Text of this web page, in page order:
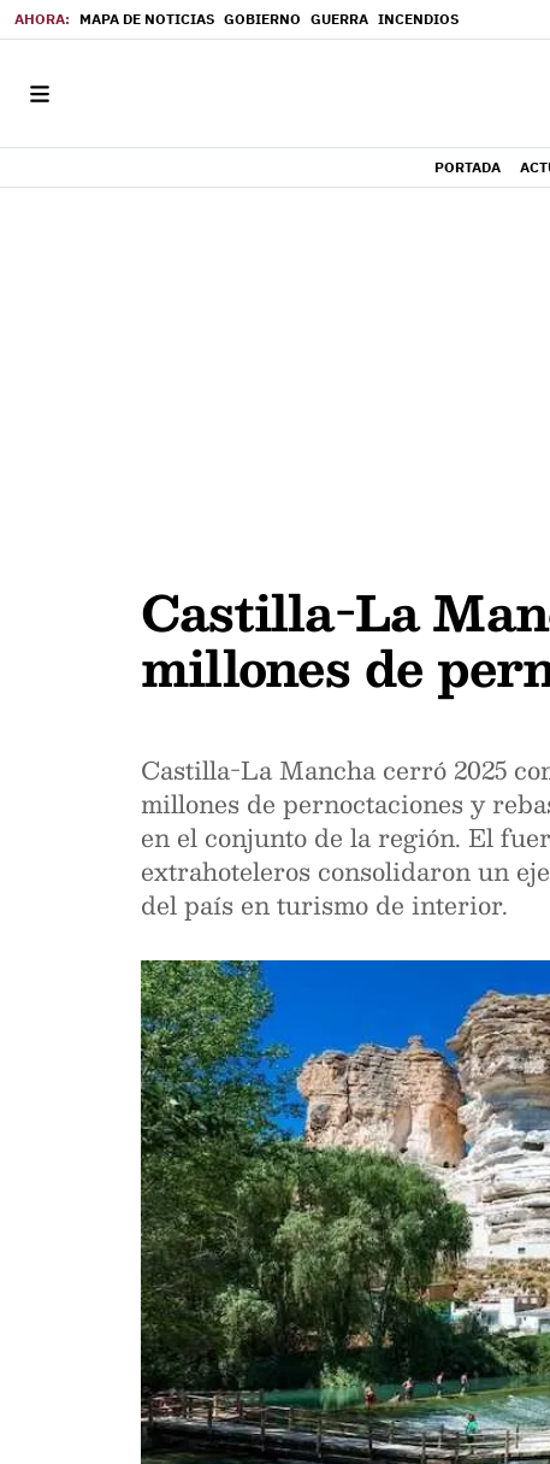
MAPA DE NOTICIAS GOBIERNO GUERRA INCENDIOS
PORTADA
Castilla-La
millones de
Castilla-La Mancha cerró 2025
millones de pernoctaciones y
en el conjunto de la región. El
extrahoteleros consolidaron un
del país en turismo de interior.